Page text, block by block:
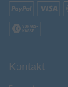
Kontakt